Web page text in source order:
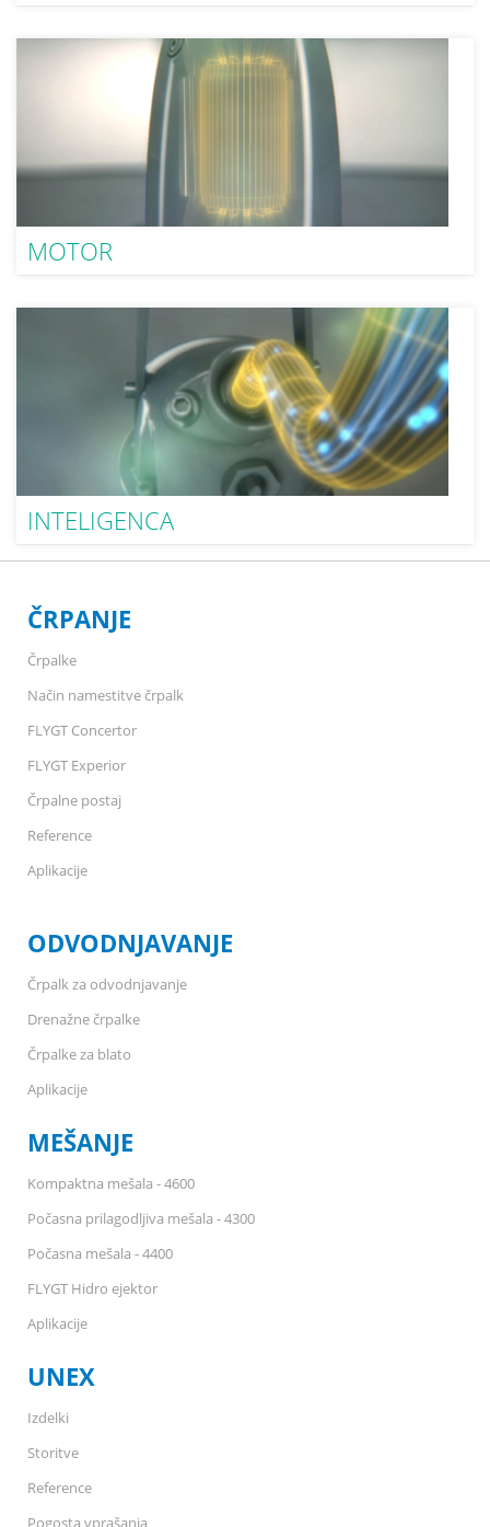
MOTOR
INTELIGENCA
ČRPANJE
Črpalke
Način namestitve črpalk
FLYGT Concertor
FLYGT Experior
Črpalne postaj
Reference
Aplikacije
ODVODNJAVANJE
Črpalk za odvodnjavanje
Drenažne črpalke
Črpalke za blato
Aplikacije
MEŠANJE
Kompaktna mešala - 4600
Počasna prilagodljiva mešala - 4300
Počasna mešala - 4400
FLYGT Hidro ejektor
Aplikacije
UNEX
Izdelki
Storitve
Reference
Pogosta vprašanja